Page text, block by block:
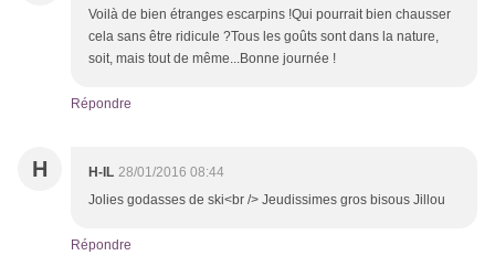
Voilà de bien étranges escarpins !Qui pourrait bien chausser
cela sans être ridicule ?Tous les goûts sont dans la nature,
soit, mais tout de même...Bonne journée !
Répondre
H H-IL 28/01/2016 08:44
Jolies godasses de ski<br /> Jeudissimes gros bisous Jillou
Répondre